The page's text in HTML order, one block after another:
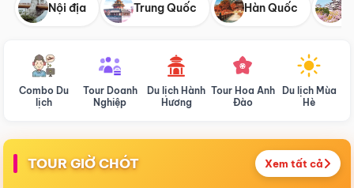
Nội địa Trung Quốc Hàn Quốc
Combo Du
lịch
Tour Doanh
Nghiệp
Du lịch Hành
Hương
Tour Hoa Anh
Đào
Du lịch Mùa
Hè
TOUR GIỜ CHÓT Xem tất cả
Điểm nổi bật